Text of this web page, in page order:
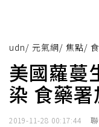
udn/ 元氣網/ 焦點/
美國蘿蔓
染 食藥
2019-11-28 00:17:44